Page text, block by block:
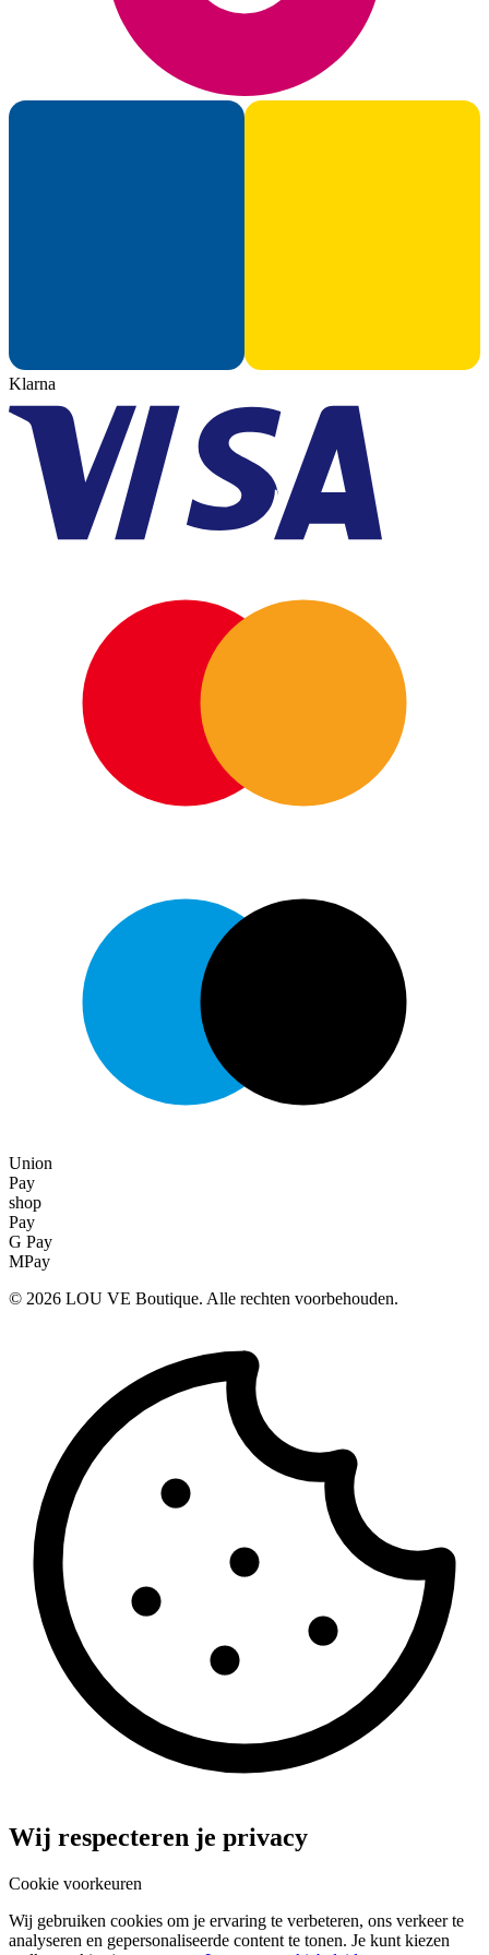
Klarna
Union
Pay
shop
Pay
G Pay
MPay
© 2026 LOU VE Boutique. Alle rechten voorbehouden.
Wij respecteren je privacy
Cookie voorkeuren
Wij gebruiken cookies om je ervaring te verbeteren, ons verkeer te
analyseren en gepersonaliseerde content te tonen. Je kunt kiezen